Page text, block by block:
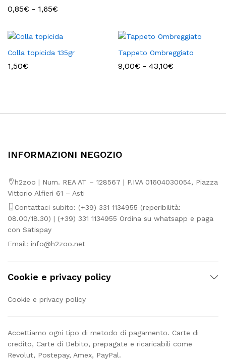
0,85€ - 1,65€
da
0,85€
a
1,65€
Colla topicida 135gr
1,50€
Tappeto Ombreggiato
9,00€ - 43,10€
43,10€
INFORMAZIONI NEGOZIO
h2zoo | Num. REA AT – 128567 | P.IVA 01604030054, Piazza
Vittorio Alfieri 61 – Asti
Contattaci subito: (+39) 331 1134955 (reperibilità:
08.00/18.30) | (+39) 331 1134955 Ordina su whatsapp e paga
con Satispay
Email: info@h2zoo.net
Cookie e privacy policy
Cookie e privacy policy
Accettiamo ogni tipo di metodo di pagamento. Carte di
credito, Carte di Debito, prepagate e ricaricabili come
Revolut, Postepay, Amex, PayPal.